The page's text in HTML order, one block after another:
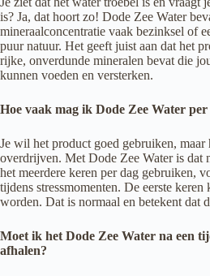
is? Ja, dat hoort zo! Dode Zee Water
mineraalconcentratie vaak bezinksel of
puur natuur. Het geeft juist aan dat het
rijke, onverdunde mineralen bevat die
kunnen voeden en versterken.
Hoe vaak mag ik Dode Zee Water
Je wil het product goed gebruiken,
overdrijven. Met Dode Zee Water is dat
het meerdere keren per dag gebruiken,
tijdens stressmomenten. De eerste
worden. Dat is normaal en betekent dat
Moet ik het Dode Zee Water na een
afhalen?